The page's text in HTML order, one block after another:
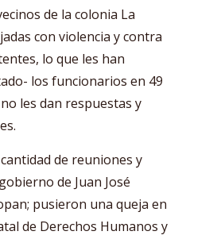
de la colonia La
con violencia y contra
lo que les han
los funcionarios en 49
les dan respuestas y
de reuniones y
de Juan José
pusieron una queja en
de Derechos Humanos y